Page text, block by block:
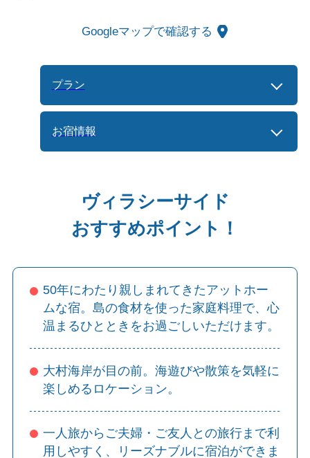
Googleマップで確認する
プラン
お宿情報
ヴィラシーサイド
おすすめポイント！
50年にわたり親しまれてきたアットホー
ムな宿。島の食材を使った家庭料理で、心
温まるひとときをお過ごしいただけます。
大村海岸が目の前。海遊びや散策を気軽に
楽しめるロケーション。
一人旅からご夫婦・ご友人との旅行まで利
用しやすく、リーズナブルに宿泊ができま